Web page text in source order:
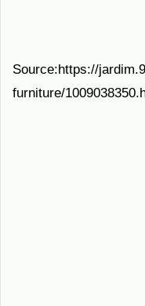
Source:https://
furniture/